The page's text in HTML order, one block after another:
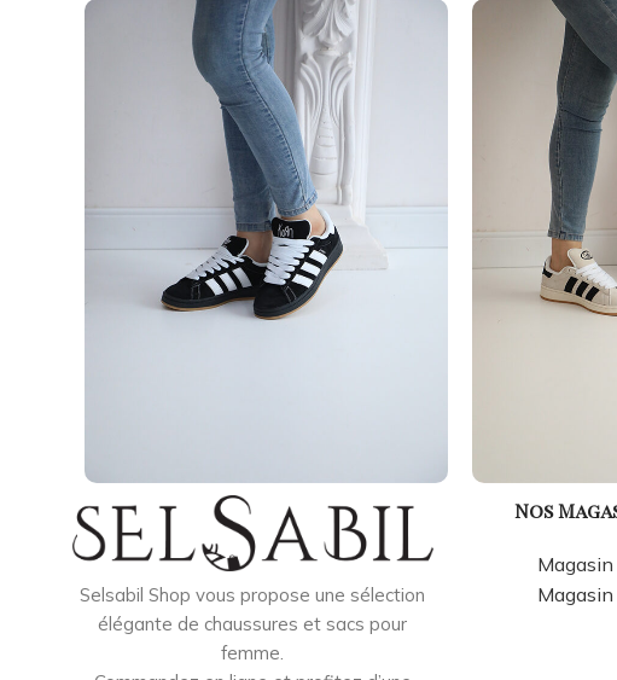
Selsabil Shop vous propose une sélection
élégante de chaussures et sacs pour
femme.
Nos
Magasin
Magasin